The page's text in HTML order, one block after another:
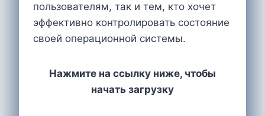
пользователям, так и тем, кто хочет
эффективно контролировать состояние
своей операционной системы.
Нажмите на ссылку ниже, чтобы
начать загрузку